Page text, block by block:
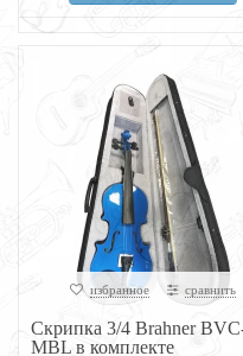
избранное сравнить
Скрипка 3/4 Brahner
MBL в комплекте